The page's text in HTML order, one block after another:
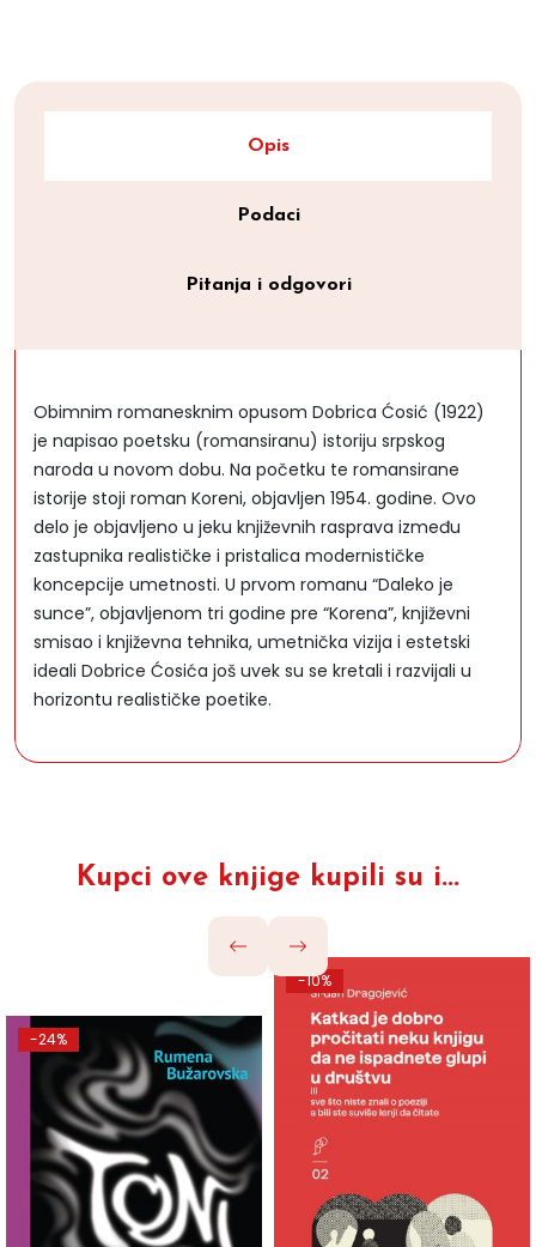
Opis
Podaci
Pitanja i odgovori
Obimnim romanesknim opusom Dobrica Ćosić (1922)
je napisao poetsku (romansiranu) istoriju srpskog
naroda u novom dobu. Na početku te romansirane
istorije stoji roman Koreni, objavljen 1954. godine. Ovo
delo je objavljeno u jeku književnih rasprava između
zastupnika realističke i pristalica modernističke
koncepcije umetnosti. U prvom romanu “Daleko je
sunce”, objavljenom tri godine pre “Korena”, književni
smisao i književna tehnika, umetnička vizija i estetski
ideali Dobrice Ćosića još uvek su se kretali i razvijali u
horizontu realističke poetike.
Kupci ove knjige kupili su i...
-24%
-10%